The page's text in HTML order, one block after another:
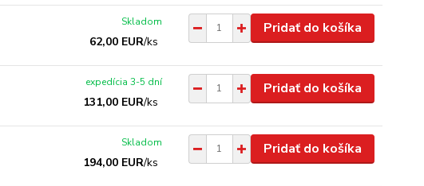
62,00 EUR/ks
Skladom Pridať do košíka
131,00 EUR/ks
expedícia 3-5 dní Pridať do košíka
194,00 EUR/ks
Skladom Pridať do košíka